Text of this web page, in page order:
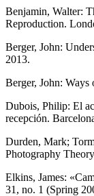
Benjamin, Walter:
Reproduction.
Berger, John:
2013.
Berger, John:
Dubois, Philip: El
recepción.
Durden, Mark;
Photography
Elkins, James:
31, no. 1 (Spring